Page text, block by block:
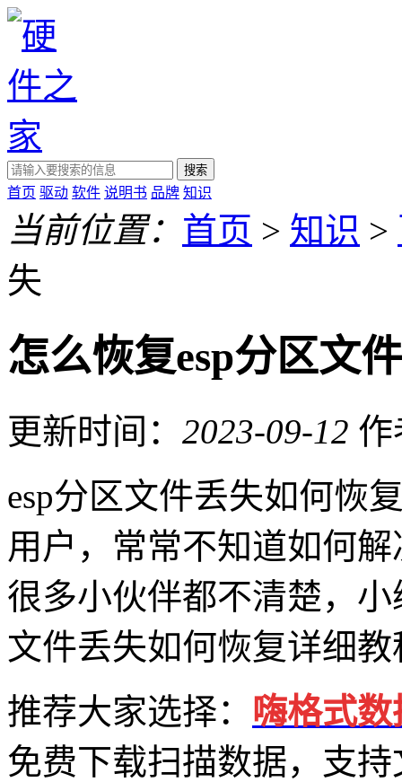
搜索
首页 驱动 软件 说明书 品牌 知识
当前位置： 首页 > 知识 >
失
怎么恢复esp分区文
更新时间： 2023-09-12 作
esp分区文件丢失如何恢
用户，常常不知道如何
很多小伙伴都不清楚，
文件丢失如何恢复详细
推荐大家选择： 嗨格式
免费下载扫描数据，支